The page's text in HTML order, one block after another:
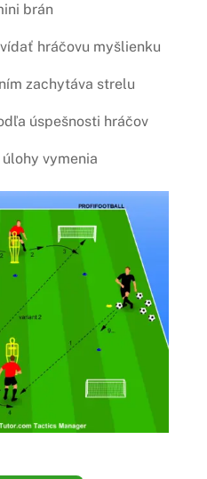
brán
hráčovu myšlienku
zachytáva strelu
úspešnosti hráčov
vymenia